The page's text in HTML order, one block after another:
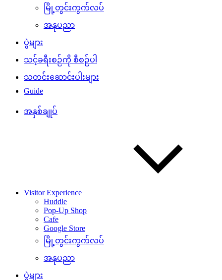
မြို့တွင်းကွက်လပ်
အနုပညာ
ပွဲများ
သင့်ခရီးစဉ်ကို စီစဉ်ပါ
သတင်းဆောင်းပါးများ
Guide
အနှစ်ချုပ်
Visitor Experience
Huddle
Pop-Up Shop
Cafe
Google Store
မြို့တွင်းကွက်လပ်
အနုပညာ
ပွဲများ